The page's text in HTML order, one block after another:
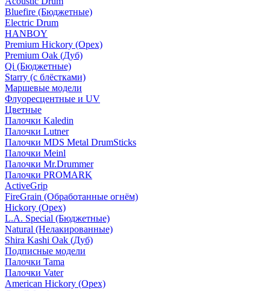
Bluefire (Бюджетные)
Electric Drum
HANBOY
Premium Hickory (Орех)
Premium Oak (Дуб)
Qi (Бюджетные)
Starry (с блёстками)
Маршевые модели
Флуоресцентные и UV
Цветные
Палочки Kaledin
Палочки Lutner
Палочки MDS Metal DrumSticks
Палочки Meinl
Палочки Mr.Drummer
Палочки PROMARK
ActiveGrip
FireGrain (Обработанные огнём)
Hickory (Орех)
L.A. Special (Бюджетные)
Natural (Нелакированные)
Shira Kashi Oak (Дуб)
Подписные модели
Палочки Tama
Палочки Vater
American Hickory (Орех)